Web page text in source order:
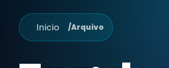
Inicio /Arquivo